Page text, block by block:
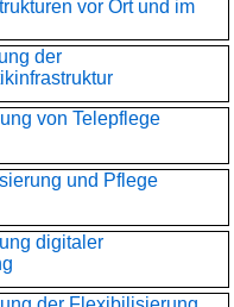
vor Ort und im
der
von Telepflege
und Pflege
digitaler